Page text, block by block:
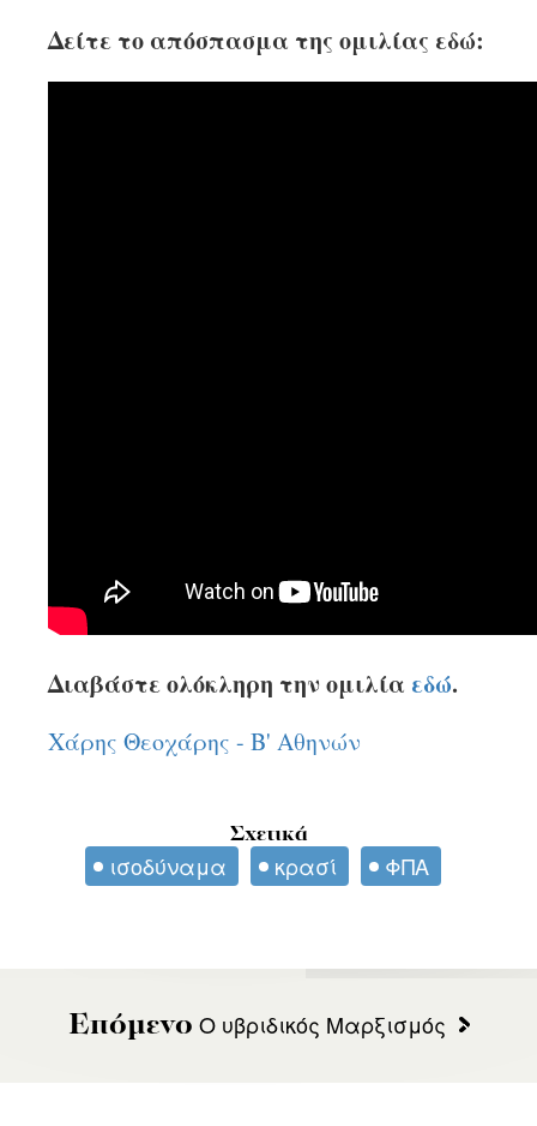
Δείτε το απόσπασμα της ομιλίας εδώ:
Διαβάστε ολόκληρη την ομιλία εδώ.
Χάρης Θεοχάρης - Β' Αθηνών
Σχετικά
ισοδύναμα κρασί ΦΠΑ
Επόμενο Ο υβριδικός Μαρξισμός